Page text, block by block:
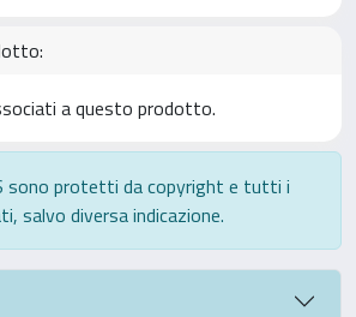
a questo prodotto.
sono protetti da copyright e tutti i
salvo diversa indicazione.